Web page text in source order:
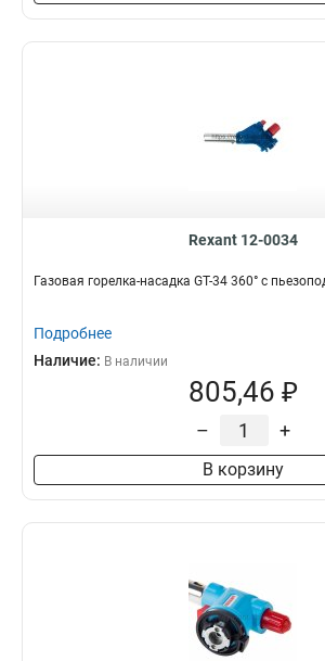
Rexant 12-0034
Газовая горелка-насадка GT-34 360° с
Подробнее
Наличие: В наличии
805,46 ₽
– +
В корзину